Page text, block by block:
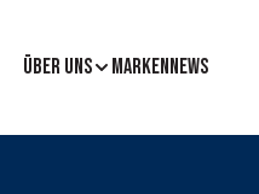
ÜBER UNS MARKEN News